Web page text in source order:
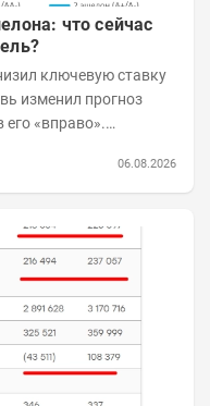
что сейчас
ключевую ставку
изменил прогноз
«вправо».
06.08.2026